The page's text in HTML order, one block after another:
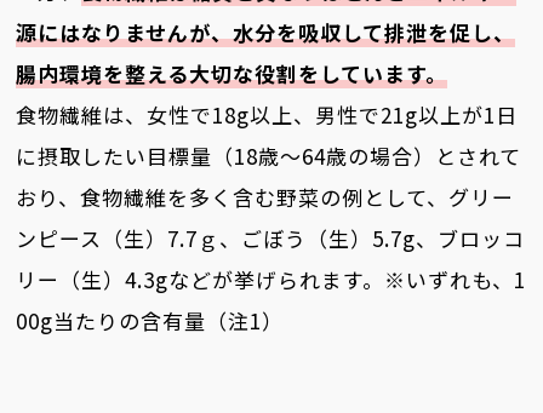
源にはなりませんが、水分を吸収して排泄を促し、
腸内環境を整える大切な役割をしています。
食物繊維は、女性で18g以上、男性で21g以上が1日
に摂取したい目標量（18歳～64歳の場合）とされて
おり、食物繊維を多く含む野菜の例として、グリー
ンピース（生）7.7ｇ、ごぼう（生）5.7g、ブロッコ
リー（生）4.3gなどが挙げられます。※いずれも、1
00g当たりの含有量（注1）